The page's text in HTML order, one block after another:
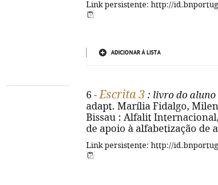
Link persistente: http://
ADICIONAR À LISTA
6 -Escrita 3 : livro do aluno
adapt. Marília Fidalgo,
Bissau : Alfalit
de apoio à alfabetização de
Link persistente: http://